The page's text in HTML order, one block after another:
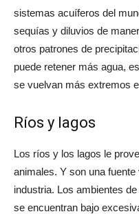
sistemas acuíferos del
sequías y diluvios de
otros patrones de
puede retener más agua,
se vuelvan más extremos
Ríos y lagos
Los ríos y los lagos le
animales. Y son una
industria. Los ambientes
se encuentran bajo